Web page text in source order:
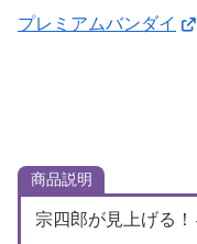
プレミアムバンダイ
商品説明
宗四郎が見上げる